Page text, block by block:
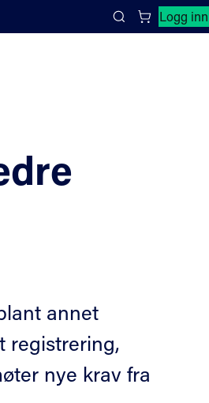
Search
Logg inn
Lukk søkepanel
annet
registrering,
nye krav fra